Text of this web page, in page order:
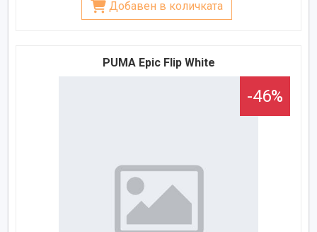
Добавен в количката
PUMA Epic Flip White
-46%